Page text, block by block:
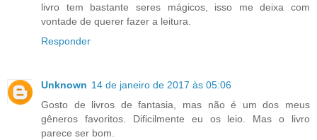
livro tem bastante seres mágicos, isso me deixa com
vontade de querer fazer a leitura.
Responder
Unknown 14 de janeiro de 2017 às 05:06
Gosto de livros de fantasia, mas não é um dos meus
gêneros favoritos. Dificilmente eu os leio. Mas o livro
parece ser bom.